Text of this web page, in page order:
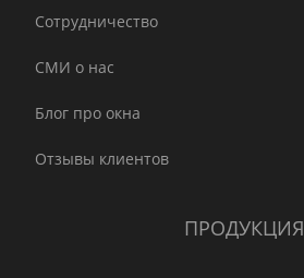
Сотрудничество
СМИ о нас
Блог про окна
Отзывы клиентов
ПРОДУКЦИЯ